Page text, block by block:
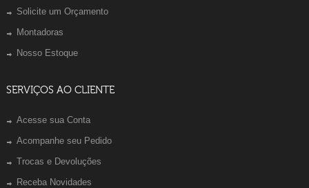
Solicite um Orçamento
Montadoras
Nosso Estoque
SERVIÇOS AO CLIENTE
Acesse sua Conta
Acompanhe seu Pedido
Trocas e Devoluções
Receba Novidades